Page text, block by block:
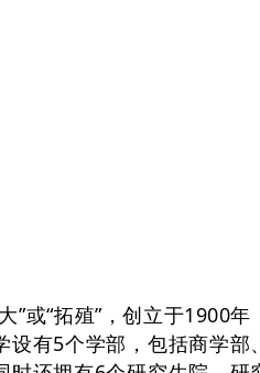
”或“拓殖”，创立于1900
设有5个学部，包括商学